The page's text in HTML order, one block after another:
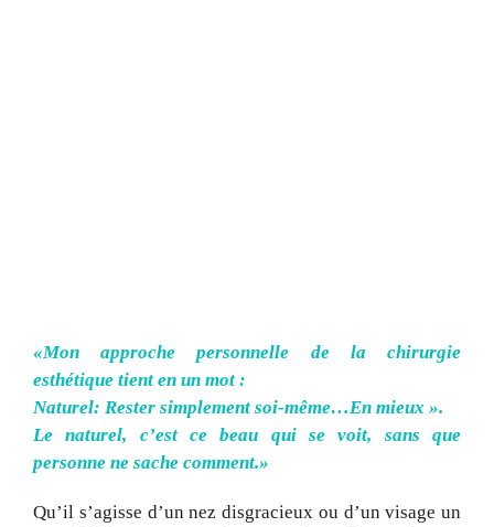
«Mon approche personnelle de la chirurgie
esthétique tient en un mot :
Naturel: Rester simplement soi-même…En mieux ».
Le naturel, c’est ce beau qui se voit, sans que
personne ne sache comment.»
Qu’il s’agisse d’un nez disgracieux ou d’un visage un